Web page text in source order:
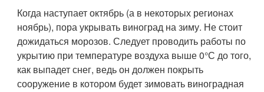
Когда наступает октябрь (а в некоторых регионах
ноябрь), пора укрывать виноград на зиму. Не стоит
дожидаться морозов. Следует проводить работы по
укрытию при температуре воздуха выше 0°С до того,
как выпадет снег, ведь он должен покрыть
сооружение в котором будет зимовать виноградная